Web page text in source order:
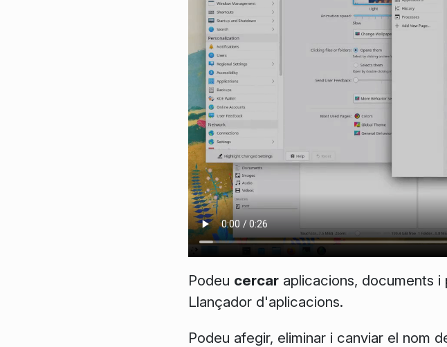
Podeu cercar aplicacions, documents
Llançador d'aplicacions.
Podeu afegir, eliminar i canviar el nom